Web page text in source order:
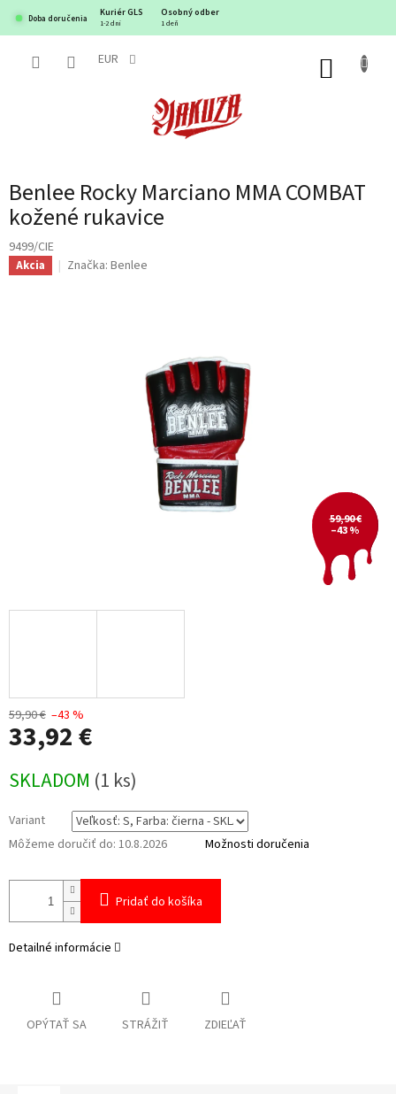
obsah
Doba doručenia
Kuriér GLS Osobný odber
1-2 dni 1 deň
EUR
Benlee Rocky Marciano MMA COMBAT
kožené rukavice
9499/CIE
Akcia Značka: Benlee
59,90 €
–43 %
59,90 € –43 %
33,92 €
cena:
SKLADOM (1 ks)
Variant
Môžeme doručiť do: 10.8.2026 Možnosti doručenia
Pridať do košíka
Detailné informácie
OPÝTAŤ SA STRÁŽIŤ ZDIEĽAŤ